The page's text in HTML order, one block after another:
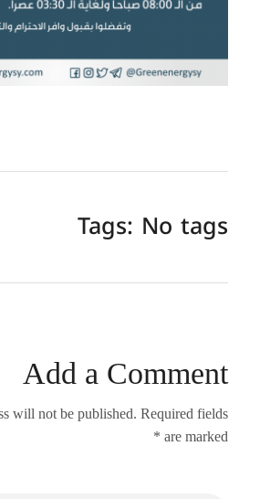
Tags: No tags
Add a Comment
will not be published. Required fields
are marked *